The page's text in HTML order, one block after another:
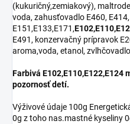
(kukuričný,zemiakový),
voda, zahusťovadlo E460,
E151,E133,E171,
E491, konzervačný prípravok
aroma,voda, etanol,
Farbivá E102,E110,E122,E124
pozornosť detí.
Výživové údaje 100g
0g z toho nas.mastné kyseliny